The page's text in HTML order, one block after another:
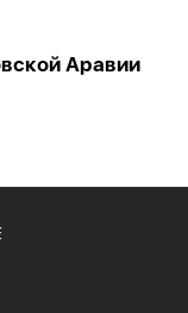
Аравии